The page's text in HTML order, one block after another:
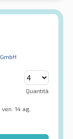
Quantità
14 ag.